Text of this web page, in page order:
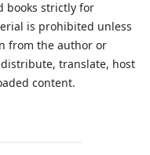
books strictly for
is prohibited unless
from the author or
translate, host
content.